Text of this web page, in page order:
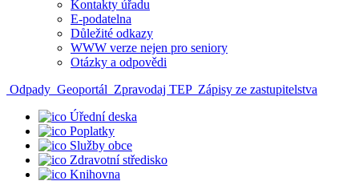
Kontakty úřadu
E-podatelna
Důležité odkazy
WWW verze nejen pro seniory
Otázky a odpovědi
Odpady Geoportál Zpravodaj TEP Zápisy ze zastupitelstva
Úřední deska
Poplatky
Služby obce
Zdravotní středisko
Knihovna